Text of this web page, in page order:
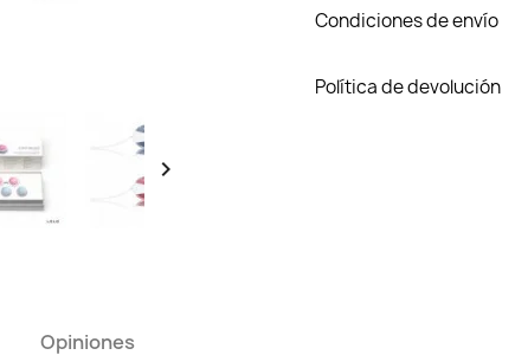

Condiciones de envío
Política de devolución
Opiniones